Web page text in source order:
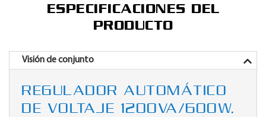
ESPECIFICACIONES DEL
PRODUCTO
Visión de conjunto
REGULADOR AUTOMÁTICO
DE VOLTAJE 1200VA/600W,